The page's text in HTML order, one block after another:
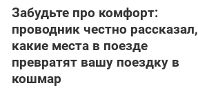
Забудьте про комфорт:
проводник честно рассказал,
какие места в поезде
превратят вашу поездку в
кошмар